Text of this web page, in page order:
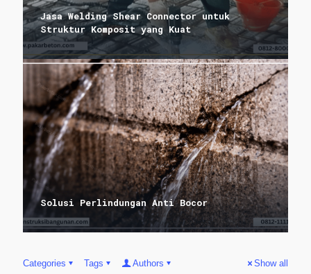
Jasa Welding Shear Connector untuk
Struktur Komposit yang Kuat
Solusi Perlindungan Anti Bocor
Categories Tags Authors Show all